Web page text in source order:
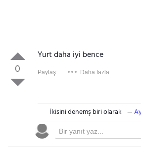
0
Yurt daha iyi bence
Paylaş: Daha fazla
İkisini denemş biri olarak